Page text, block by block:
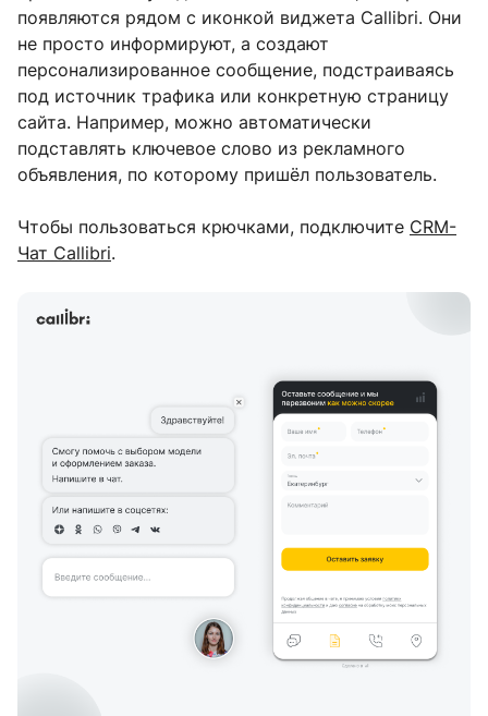
появляются рядом с иконкой виджета Callibri. Они
не просто информируют, а создают
персонализированное сообщение, подстраиваясь
под источник трафика или конкретную страницу
сайта. Например, можно автоматически
подставлять ключевое слово из рекламного
объявления, по которому пришёл пользователь.
Чтобы пользоваться крючками, подключите CRM-
Чат Callibri.